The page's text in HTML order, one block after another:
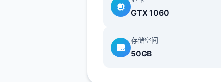
它是一款以异世界为背景的
MMORPG，注重轻松愉快的
GTX 1060
存储空间
50GB